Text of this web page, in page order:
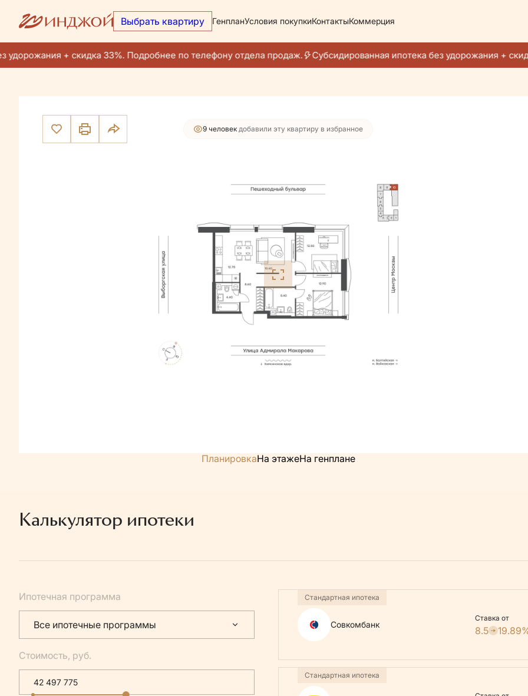
Выбрать квартиру ГенпланУсловия покупкиКонтактыКоммерция
удорожания + скидка 33%. Подробнее по телефону отдела продаж. Субсидированная ипотека без удорожания +
3-комнатная67.1 м2
42 497 775 руб.Ипотекаот 274 315 руб./мес.
ПланировкаНа этажеНа генплане
Калькулятор ипотеки
Ипотечная программа
Все ипотечные программы
Стоимость, руб.
Совкомбанк
Стандартная ипотека
Ставка от
8.5
Стандартная ипотека